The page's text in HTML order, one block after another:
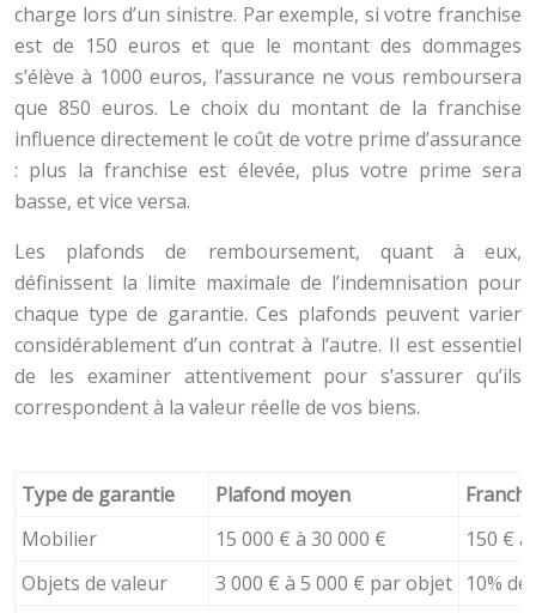
charge lors d’un sinistre. Par exemple, si votre franchise
est de 150 euros et que le montant des dommages
s’élève à 1000 euros, l’assurance ne vous remboursera
que 850 euros. Le choix du montant de la franchise
influence directement le coût de votre prime d’assurance
: plus la franchise est élevée, plus votre prime sera
basse, et vice versa.
Les plafonds de remboursement, quant à eux,
définissent la limite maximale de l’indemnisation pour
chaque type de garantie. Ces plafonds peuvent varier
considérablement d’un contrat à l’autre. Il est essentiel
de les examiner attentivement pour s’assurer qu’ils
correspondent à la valeur réelle de vos biens.
Type de garantie Plafond moyen
Mobilier
15 000 € à 30 000 €
150 €
Objets de valeur
3 000 € à 5 000 € par objet 10%